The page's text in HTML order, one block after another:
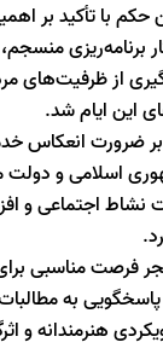
حکم با تأکید بر
برنامه‌ریزی
از ظرفیت‌های
این ایام شد.
ضرورت انعکاس
اسلامی و دولت
نشاط اجتماعی و
فرصت مناسبی
پاسخگویی به
هنرمندانه و